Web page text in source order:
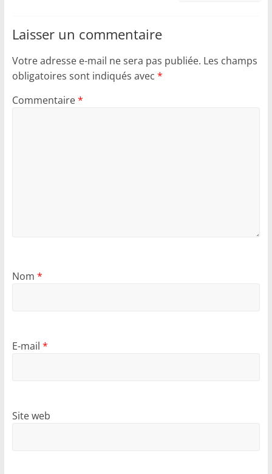
Laisser un commentaire
Votre adresse e-mail ne sera pas publiée. Les champs
obligatoires sont indiqués avec *
Commentaire*
Nom *
E-mail *
Site web